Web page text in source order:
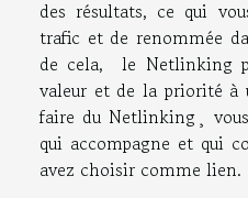
des résultats, ce qui
trafic et de renommée
de cela, le Netlinking
valeur et de la priorité à
faire du Netlinking¸
qui accompagne et qui
avez choisir comme lien.